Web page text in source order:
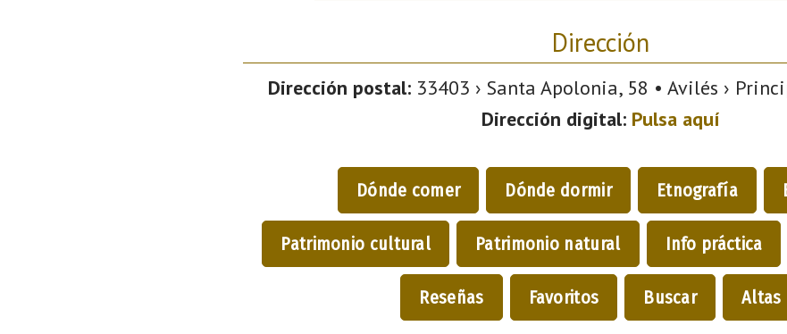
Dirección
Dirección postal: 33403 › Santa Apolonia, 58 • Avilés ›
Dirección digital: Pulsa aquí
Dónde comer Dónde dormir Etnografía
Patrimonio cultural Patrimonio natural Info práctica
Reseñas Favoritos Buscar Altas